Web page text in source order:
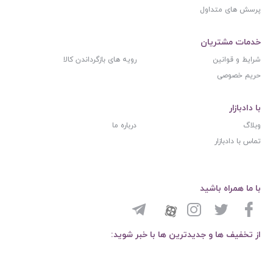
پرسش های متداول
خدمات مشتریان
شرایط و قوانین
رویه های بازگرداندن کالا
حریم خصوصی
با دادبازار
وبلاگ
درباره ما
تماس با دادبازار
از تخفیف ها و جدیدترین ها با خبر شوید:
با ما همراه باشید